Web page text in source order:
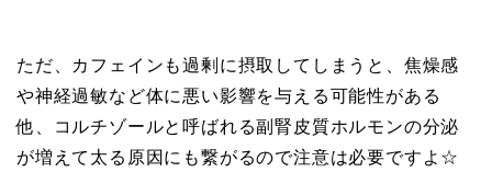
ただ、カフェインも過剰に摂取してしまうと、焦燥感
や神経過敏など体に悪い影響を与える可能性がある
他、コルチゾールと呼ばれる副腎皮質ホルモンの分泌
が増えて太る原因にも繋がるので注意は必要ですよ☆